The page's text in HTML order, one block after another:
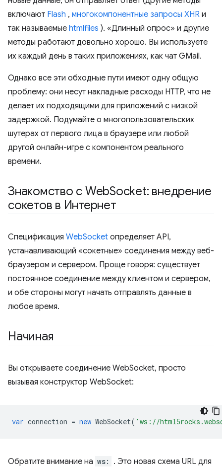
включают Flash , многокомпонентные запросы XHR и
так называемые htmlfiles ). «Длинный опрос» и другие
методы работают довольно хорошо. Вы используете
их каждый день в таких приложениях, как чат GMail.
Однако все эти обходные пути имеют одну общую
проблему: они несут накладные расходы HTTP, что не
делает их подходящими для приложений с низкой
задержкой. Подумайте о многопользовательских
шутерах от первого лица в браузере или любой
другой онлайн-игре с компонентом реального
времени.
Знакомство с WebSocket: внедрение
сокетов в Интернет
Спецификация WebSocket определяет API,
устанавливающий «сокетные» соединения между веб-
браузером и сервером. Проще говоря: существует
постоянное соединение между клиентом и сервером,
и обе стороны могут начать отправлять данные в
любое время.
Начиная
Вы открываете соединение WebSocket, просто
вызывая конструктор WebSocket:
var connection = new WebSocket( 'ws://
Обратите внимание на ws:
. Это новая схема URL для